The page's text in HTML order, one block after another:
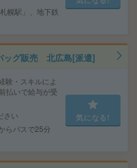
幌駅」、地下鉄
ッグ販売 北広島[派遣]
・スキルによ
払いで給与が受
さい
らバスで25分
気になる!